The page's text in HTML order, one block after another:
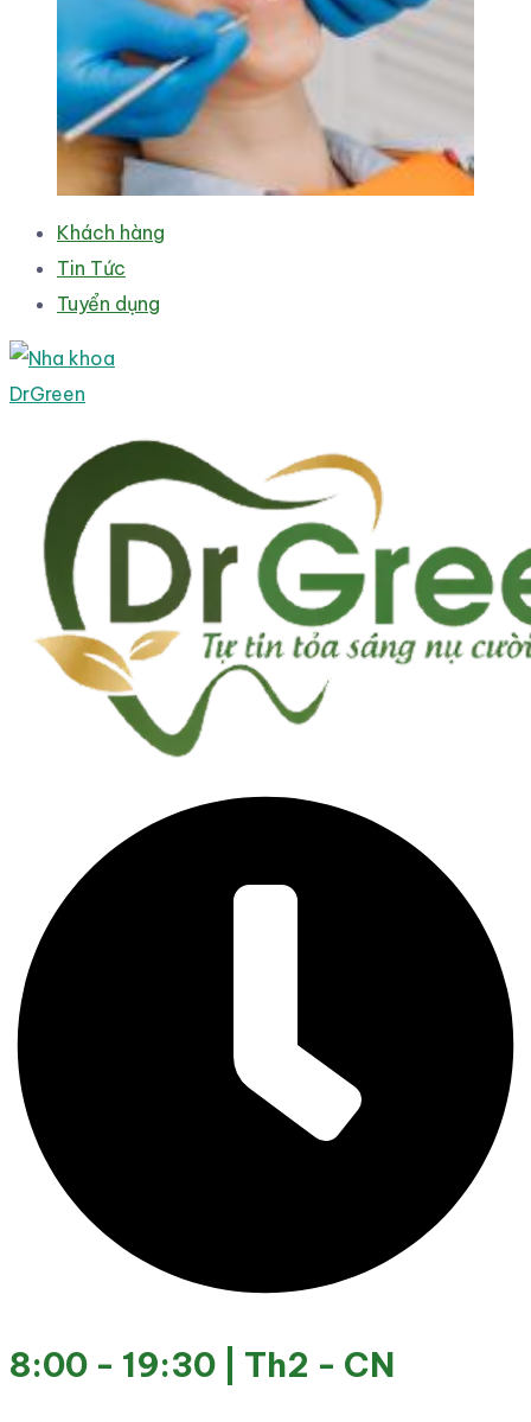
Khách hàng
Tin Tức
Tuyển dụng
8:00 - 19:30 | Th2 - CN